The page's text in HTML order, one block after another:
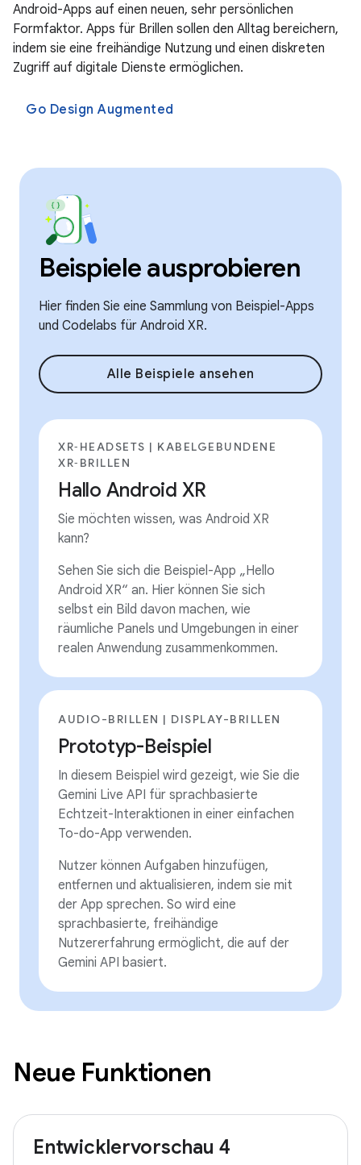
Android-Apps auf einen neuen, sehr persönlichen
Formfaktor. Apps für Brillen sollen den Alltag bereichern,
indem sie eine freihändige Nutzung und einen diskreten
Zugriff auf digitale Dienste ermöglichen.
Go Design Augmented
Beispiele ausprobieren
Hier finden Sie eine Sammlung von Beispiel-Apps
und Codelabs für Android XR.
Alle Beispiele ansehen
XR‑HEADSETS | KABELGEBUNDENE
XR‑BRILLEN
Hallo Android XR
Sie möchten wissen, was Android XR
kann?
Sehen Sie sich die Beispiel-App „Hello
Android XR“ an. Hier können Sie sich
selbst ein Bild davon machen, wie
räumliche Panels und Umgebungen in einer
realen Anwendung zusammenkommen.
AUDIO-BRILLEN | DISPLAY-BRILLEN
Prototyp-Beispiel
In diesem Beispiel wird gezeigt, wie Sie die
Gemini Live API für sprachbasierte
Echtzeit-Interaktionen in einer einfachen
To-do-App verwenden.
Nutzer können Aufgaben hinzufügen,
entfernen und aktualisieren, indem sie mit
der App sprechen. So wird eine
sprachbasierte, freihändige
Nutzererfahrung ermöglicht, die auf der
Gemini API basiert.
Neue Funktionen
Entwicklervorschau 4